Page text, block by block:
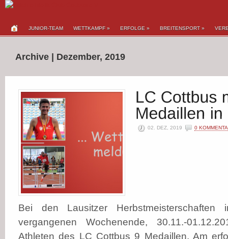
JUNIOR-TEAM WETTKAMPF » ERFOLGE » BREITENSPORT »
Archive | Dezember, 2019
02. DEZ, 2019 0
Bei den Lausitzer Herbstmeisterschaften
vergangenen Wochenende, 30.11.-
Athleten des LC Cottbus 9 Medaillen. Am